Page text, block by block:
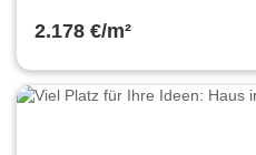
2.178 €/m²